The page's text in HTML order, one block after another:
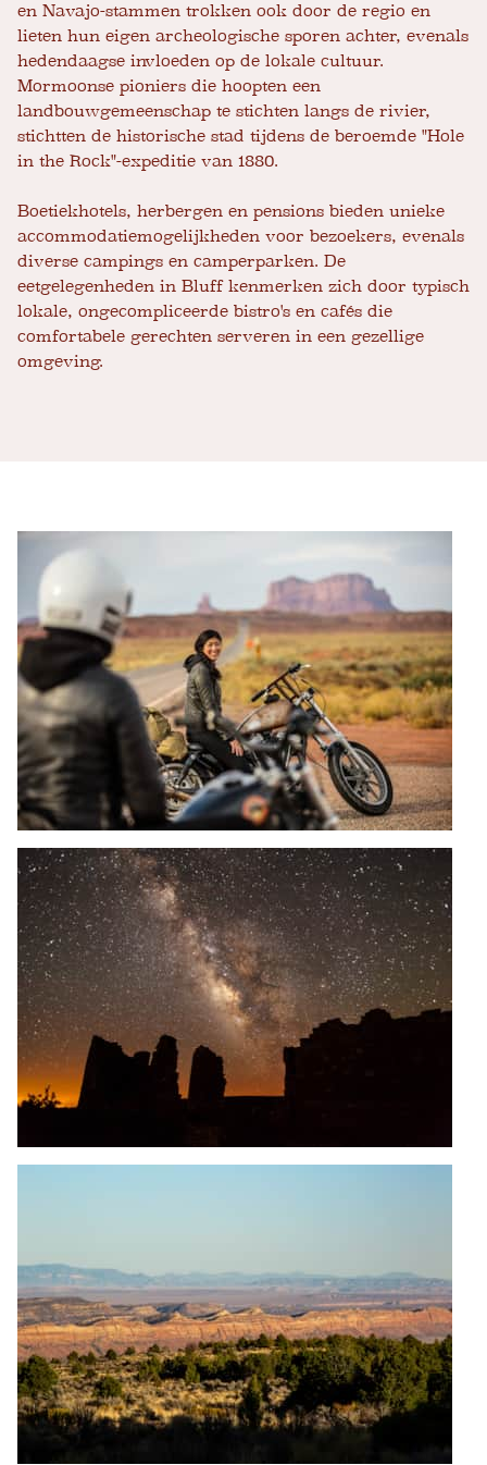
en Navajo-stammen trokken ook door de regio en
lieten hun eigen archeologische sporen achter, evenals
hedendaagse invloeden op de lokale cultuur.
Mormoonse pioniers die hoopten een
landbouwgemeenschap te stichten langs de rivier,
stichtten de historische stad tijdens de beroemde "Hole
in the Rock"-expeditie van 1880.
Boetiekhotels, herbergen en pensions bieden unieke
accommodatiemogelijkheden voor bezoekers, evenals
diverse campings en camperparken. De
eetgelegenheden in Bluff kenmerken zich door typisch
lokale, ongecompliceerde bistro's en cafés die
comfortabele gerechten serveren in een gezellige
omgeving.